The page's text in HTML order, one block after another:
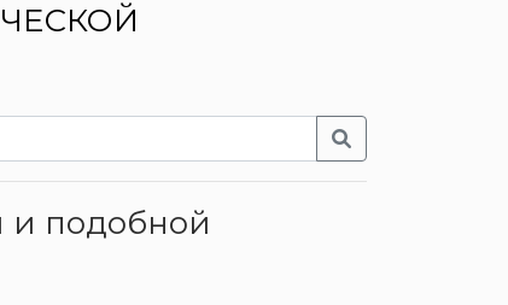
и подобной